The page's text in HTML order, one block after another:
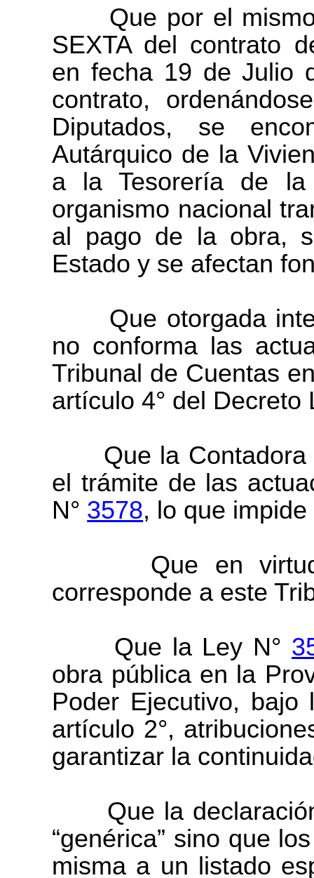
Que por el mismo
SEXTA del contrato
en fecha 19 de Julio
contrato,
Diputados, se
Autárquico de la
a la Tesorería de
organismo nacional
al pago de la obra,
Estado y se afectan
Que otorgada
no conforma las
Tribunal de Cuentas
artículo 4° del Decreto
Que la Contadora
el trámite de las
N° 3578, lo que
Que en virtud
corresponde a este
Que la Ley N°
obra pública en la
Poder Ejecutivo, bajo
artículo 2°,
garantizar la
Que la declaración
“genérica” sino que
misma a un listado